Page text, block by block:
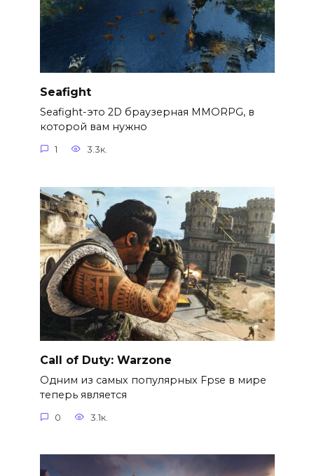
Seafight
Seafight-это 2D браузерная MMORPG, в
которой вам нужно
1 3.3к.
Call of Duty: Warzone
Одним из самых популярных Fpse в мире
теперь является
0 3.1к.